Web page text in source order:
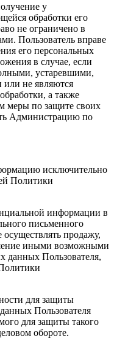
у
обработки его
не ограничено в
Пользователь вправе
его персональных
в случае, если
устаревшими,
не являются
а также
меры по защите своих
Администрацию по
исключительно
Политики
информации в
письменного
осуществлять продажу,
иными возможными
данных Пользователя,
для защиты
Пользователя
для защиты такого
обороте.